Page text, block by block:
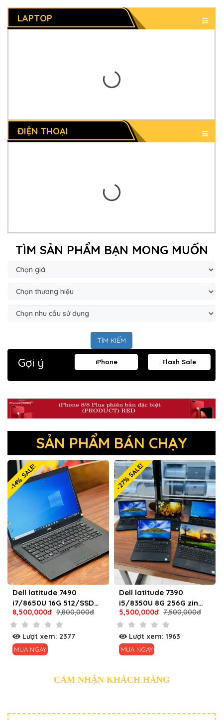
LAPTOP
ĐIỆN THOẠI
TÌM SẢN PHẨM BẠN MONG MUỐN
TÌM KIẾM
Gợi ý iPhone Flash Sale
SẢN PHẨM BÁN CHẠY
-14% SALE!
Dell latitude 7490
i7/8650U 16G 512/SSD
mới 99%
8,500,000đ 9,800,000đ
Lượt xem: 2377
MUA NGAY
-27% SALE!
Dell latitude 7390
i5/8350U 8G 256G zin
mới 99%
5,500,000đ 7,500,000đ
Lượt xem: 1963
MUA NGAY
CẢM NHẬN KHÁCH HÀNG